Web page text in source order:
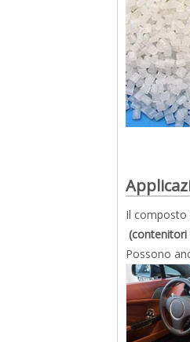
Il composto
(contenitori
Possono